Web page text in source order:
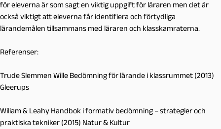
för eleverna är som sagt en viktig uppgift för läraren men det är
också viktigt att eleverna får identifiera och förtydliga
lärandemålen tillsammans med läraren och klasskamraterna.
Referenser:
Trude Slemmen Wille Bedömning för lärande i klassrummet (2013)
Gleerups
Wiliam & Leahy Handbok i formativ bedömning – strategier och
praktiska tekniker (2015) Natur & Kultur